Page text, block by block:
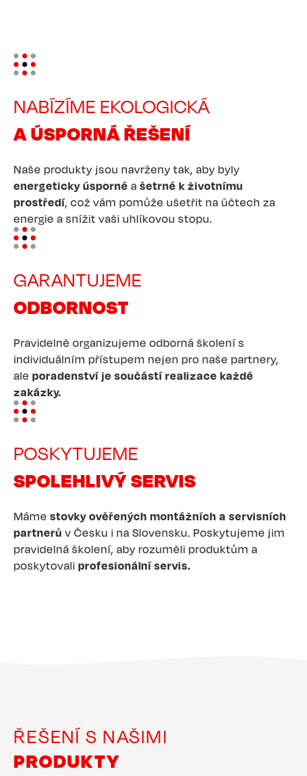
Image
NABÍZÍME EKOLOGICKÁ
A ÚSPORNÁ ŘEŠENÍ
Naše produkty jsou navrženy tak, aby byly
energeticky úsporné a šetrné k životnímu
prostředí, což vám pomůže ušetřit na účtech za
energie a snížit vaši uhlíkovou stopu.
Image
GARANTUJEME
ODBORNOST
Pravidelně organizujeme odborná školení s
individuálním přístupem nejen pro naše partnery,
ale poradenství je součástí realizace každé
zakázky.
Image
POSKYTUJEME
SPOLEHLIVÝ SERVIS
Máme stovky ověřených montážních a servisních
partnerů v Česku i na Slovensku. Poskytujeme jim
pravidelná školení, aby rozuměli produktům a
poskytovali profesionální servis.
ŘEŠENÍ S NAŠIMI
PRODUKTY